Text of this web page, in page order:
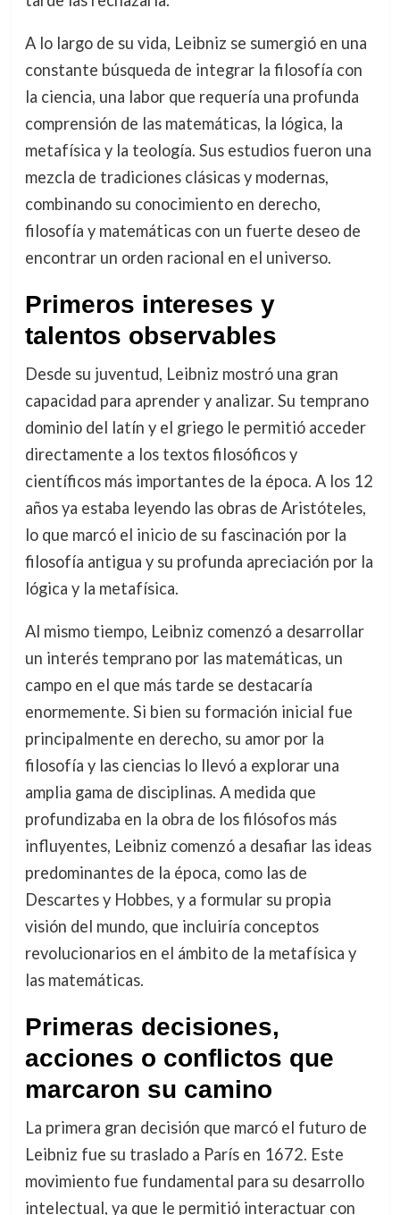
A lo largo de su vida, Leibniz se sumergió en una
constante búsqueda de integrar la filosofía con
la ciencia, una labor que requería una profunda
comprensión de las matemáticas, la lógica, la
metafísica y la teología. Sus estudios fueron una
mezcla de tradiciones clásicas y modernas,
combinando su conocimiento en derecho,
filosofía y matemáticas con un fuerte deseo de
encontrar un orden racional en el universo.
Primeros intereses y
talentos observables
Desde su juventud, Leibniz mostró una gran
capacidad para aprender y analizar. Su temprano
dominio del latín y el griego le permitió acceder
directamente a los textos filosóficos y
científicos más importantes de la época. A los 12
años ya estaba leyendo las obras de Aristóteles,
lo que marcó el inicio de su fascinación por la
filosofía antigua y su profunda apreciación por la
lógica y la metafísica.
Al mismo tiempo, Leibniz comenzó a desarrollar
un interés temprano por las matemáticas, un
campo en el que más tarde se destacaría
enormemente. Si bien su formación inicial fue
principalmente en derecho, su amor por la
filosofía y las ciencias lo llevó a explorar una
amplia gama de disciplinas. A medida que
profundizaba en la obra de los filósofos más
influyentes, Leibniz comenzó a desafiar las ideas
predominantes de la época, como las de
Descartes y Hobbes, y a formular su propia
visión del mundo, que incluiría conceptos
revolucionarios en el ámbito de la metafísica y
las matemáticas.
Primeras decisiones,
acciones o conflictos que
marcaron su camino
La primera gran decisión que marcó el futuro de
Leibniz fue su traslado a París en 1672. Este
movimiento fue fundamental para su desarrollo
intelectual, ya que le permitió interactuar con